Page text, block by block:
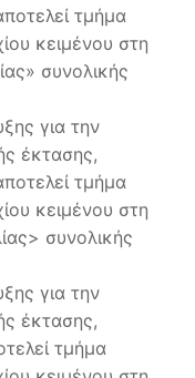
τμήμα
κειμένου στη
συνολικής
για την
έκτασης,
τμήμα
κειμένου στη
συνολικής
για την
έκτασης,
τμήμα